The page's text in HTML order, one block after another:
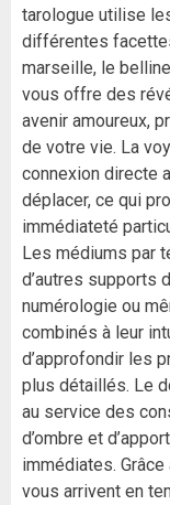
tarologue utilise
différentes
marseille, le
vous offre des
avenir amoureux,
de votre vie. La
connexion directe
déplacer, ce qui
immédiateté
Les médiums par
d’autres supports
numérologie ou
combinés à leur
d’approfondir les
plus détaillés. Le
au service des
d’ombre et
immédiates.
vous arrivent en